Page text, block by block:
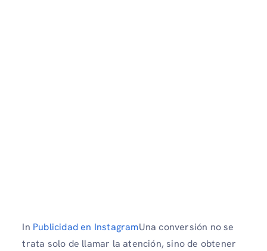
In Publicidad en InstagramUna conversión no se
trata solo de llamar la atención, sino de obtener